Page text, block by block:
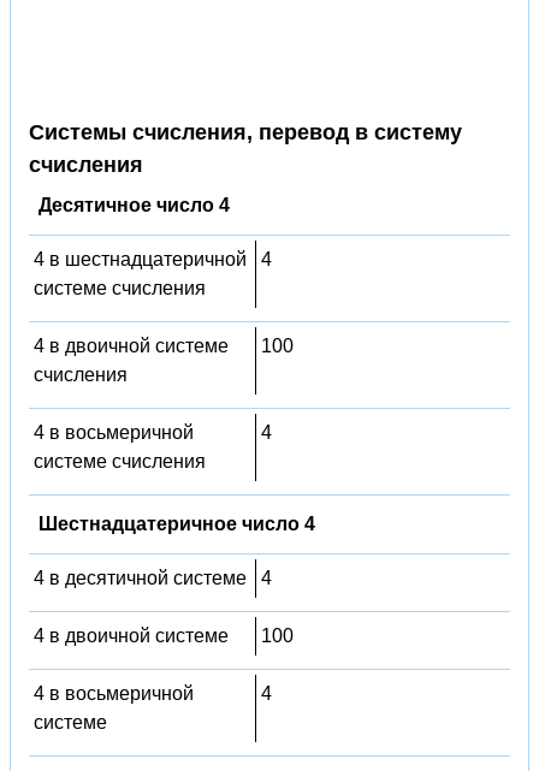
Системы счисления, перевод в систему
счисления
Десятичное число 4
4 в шестнадцатеричной
системе счисления
4
4 в двоичной системе
счисления
100
4 в восьмеричной
системе счисления
4
Шестнадцатеричное число 4
4 в десятичной системе 4
4 в двоичной системе 100
4 в восьмеричной
системе
4